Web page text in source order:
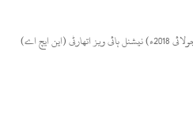
سوات (زما سوات ڈاٹ کام ، تازہ ترین۔ 13 جولائی 2018ء) نیشنل ہائی ویز اتھارٹی (این ایچ اے)